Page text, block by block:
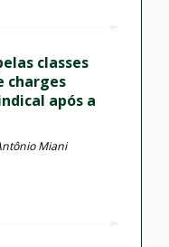
classes
charges
após a
Miani